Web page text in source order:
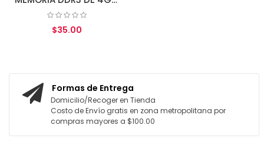
Formas de Entrega
Domicilio/Recoger en Tienda
Costo de Envío gratis en zona metropolitana por
compras mayores a $100.00